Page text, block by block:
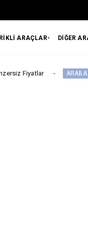
ARAÇLAR- DİĞER
ARABA